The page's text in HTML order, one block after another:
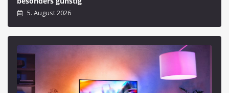
5. August 2026